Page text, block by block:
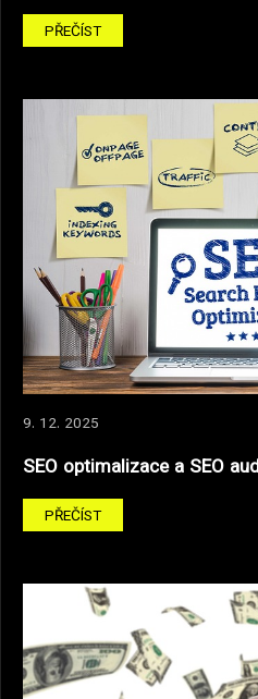
PŘEČÍST
9. 12. 2025
SEO optimalizace a SEO
PŘEČÍST